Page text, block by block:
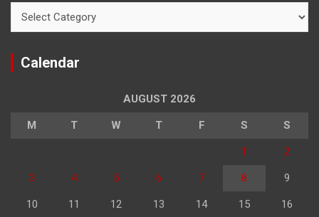
Calendar
AUGUST 2026
M T W T F S S
1 2
3 4 5 6 7 8 9
10 11 12 13 14 15 16